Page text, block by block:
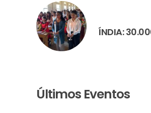
ÍNDIA:
Últimos Eventos